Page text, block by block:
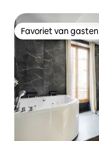
Favoriet van gasten
Favoriet van gasten